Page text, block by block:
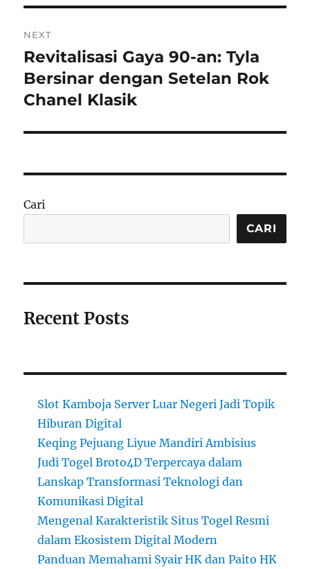
NEXT
Next
post:
Revitalisasi Gaya 90-an: Tyla
Bersinar dengan Setelan Rok
Chanel Klasik
Cari
CARI
Recent Posts
Slot Kamboja Server Luar Negeri Jadi Topik
Hiburan Digital
Keqing Pejuang Liyue Mandiri Ambisius
Judi Togel Broto4D Terpercaya dalam
Lanskap Transformasi Teknologi dan
Komunikasi Digital
Mengenal Karakteristik Situs Togel Resmi
dalam Ekosistem Digital Modern
Panduan Memahami Syair HK dan Paito HK